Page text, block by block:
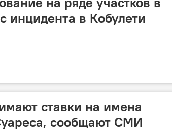
инцидента в Кобулети
ставки на имена
сообщают СМИ